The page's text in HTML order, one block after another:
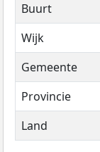
Buurt
Wijk
Gemeente
Provincie
Land